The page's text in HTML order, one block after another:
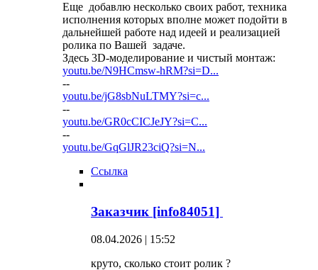
Еще добавлю несколько своих работ, техника
исполнения которых вполне может подойти в
дальнейшей работе над идеей и реализацией
ролика по Вашей задаче.
Здесь 3D-моделирование и чистый монтаж:
youtu.be/N9HCmsw-hRM?si=D...
--
youtu.be/jG8sbNuLTMY?si=c...
--
youtu.be/GR0cCICJeJY?si=C...
--
youtu.be/GqGlJR23ciQ?si=N...
Ссылка
Заказчик [info84051]
08.04.2026 | 15:52
круто, сколько стоит ролик ?